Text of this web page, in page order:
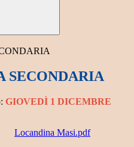
SECONDARIA
GIOVEDÌ 1 DICEMBRE
Locandina Masi.pdf